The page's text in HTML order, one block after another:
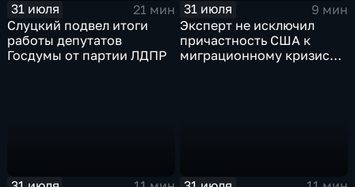
31 июля
21 мин
Слуцкий подвел итоги
работы депутатов
Госдумы от партии ЛДПР
31 июля
9 мин
Эксперт не исключил
причастность США к
миграционному кризису в